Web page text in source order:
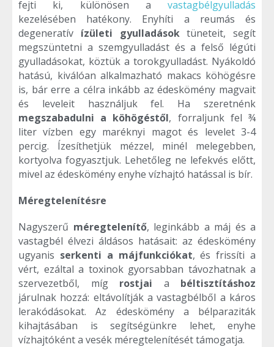
fejti ki, különösen a vastagbélgyulladás
kezelésében hatékony. Enyhíti a reumás és
degeneratív ízületi gyulladásoktüneteit, segít
megszüntetni a szemgyulladást és a felső légúti
gyulladásokat, köztük a torokgyulladást. Nyákoldó
hatású, kiválóan alkalmazható makacs köhögésre
is, bár erre a célra inkább az édeskömény magvait
és leveleit használjuk fel. Ha szeretnénk
megszabadulni a köhögéstől, forraljunk fel ¾
liter vízben egy maréknyi magot és levelet 3-4
percig. Ízesíthetjük mézzel, minél melegebben,
kortyolva fogyasztjuk. Lehetőleg ne lefekvés előtt,
mivel az édeskömény enyhe vízhajtó hatással is bír.
Méregtelenítésre
Nagyszerű méregtelenítő, leginkább a máj és a
vastagbél élvezi áldásos hatásait: az édeskömény
ugyanis serkenti a májfunkciókat, és frissíti a
vért, ezáltal a toxinok gyorsabban távozhatnak a
szervezetből, míg rostjai a béltisztításhoz
járulnak hozzá: eltávolítják a vastagbélből a káros
lerakódásokat. Az édeskömény a bélparaziták
kihajtásában is segítségünkre lehet, enyhe
vízhajtóként a vesék méregtelenítését támogatja.